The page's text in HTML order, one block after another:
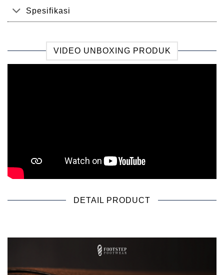
Spesifikasi
VIDEO UNBOXING PRODUK
DETAIL PRODUCT